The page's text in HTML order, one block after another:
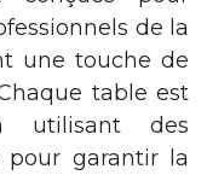
de la
une touche de
table est
utilisant des
garantir la